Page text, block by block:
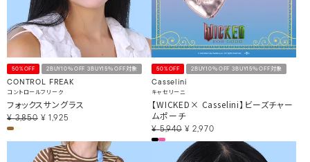
50%OFF 2BUY10％OFF 3BUY15％OFF対象
CONTROL FREAK
コントロールフリーク
フォックスサングラス
¥ 3,850 ¥ 1,925
50%OFF 2BUY10％OFF 3BUY15％OFF対象
Casselini
キャセリーニ
【WICKED× Casselini】ビーズチャー
ムポーチ
¥ 5,940 ¥ 2,970